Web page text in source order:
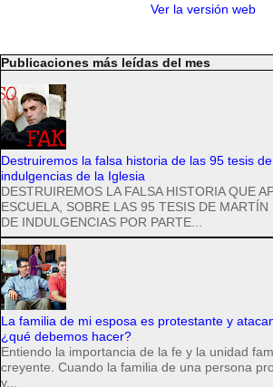
Ver la versión web
Publicaciones más leídas del mes
Destruiremos la falsa historia de las 95 tesis
indulgencias de la Iglesia
DESTRUIREMOS LA FALSA HISTORIA QUE
ESCUELA, SOBRE LAS 95 TESIS DE MARTÍN
DE INDULGENCIAS POR PARTE...
La familia de mi esposa es protestante y
¿qué debemos hacer?
Entiendo la importancia de la fe y la unidad
creyente. Cuando la familia de una persona
y...